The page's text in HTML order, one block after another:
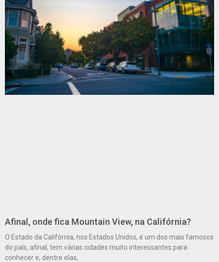
Afinal, onde fica Mountain View, na Califórnia?
O Estado da Califórnia, nos Estados Unidos, é um dos mais famosos
do país, afinal, tem várias cidades muito interessantes para
conhecer e, dentre elas,